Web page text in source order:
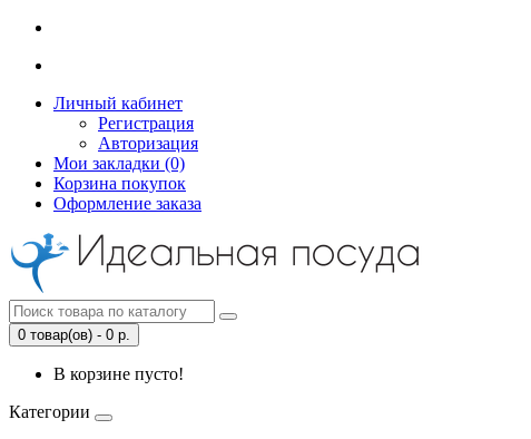
Личный кабинет
Регистрация
Авторизация
Мои закладки (0)
Корзина покупок
Оформление заказа
0 товар(ов) - 0 р.
В корзине пусто!
Категории